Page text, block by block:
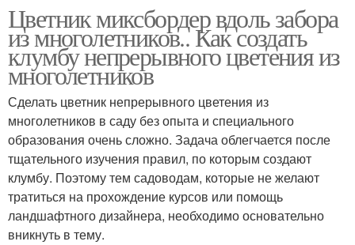
Цветник миксбордер вдоль забора
из многолетников.. Как создать
клумбу непрерывного цветения из
многолетников
Сделать цветник непрерывного цветения из
многолетников в саду без опыта и специального
образования очень сложно. Задача облегчается после
тщательного изучения правил, по которым создают
клумбу. Поэтому тем садоводам, которые не желают
тратиться на прохождение курсов или помощь
ландшафтного дизайнера, необходимо основательно
вникнуть в тему.